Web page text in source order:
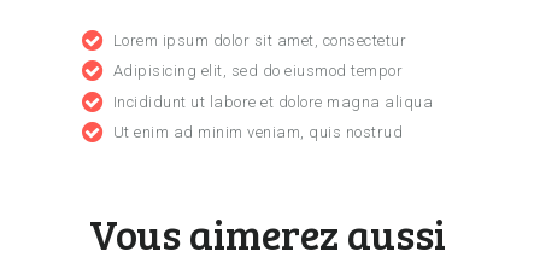
Lorem ipsum dolor sit amet, consectetur
Adipisicing elit, sed do eiusmod tempor
Incididunt ut labore et dolore magna aliqua
Ut enim ad minim veniam, quis nostrud
Vous aimerez aussi